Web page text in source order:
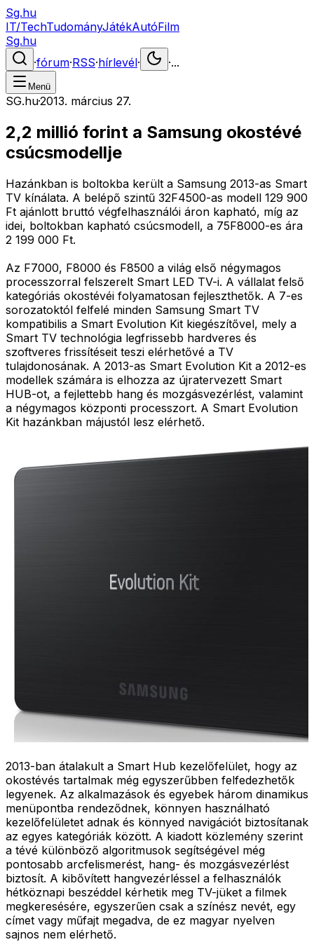
Sg.hu
IT/TechTudományJátékAutóFilm
Sg.hu
·fórum·RSS·hírlevél· ·...
Menü
SG.hu·2013. március 27.
2,2 millió forint a Samsung okostévé
csúcsmodellje
Hazánkban is boltokba került a Samsung 2013-as Smart
TV kínálata. A belépő szintű 32F4500-as modell 129 900
Ft ajánlott bruttó végfelhasználói áron kapható, míg az
idei, boltokban kapható csúcsmodell, a 75F8000-es ára
2 199 000 Ft.
Az F7000, F8000 és F8500 a világ első négymagos
processzorral felszerelt Smart LED TV-i. A vállalat felső
kategóriás okostévéi folyamatosan fejleszthetők. A 7-es
sorozatoktól felfelé minden Samsung Smart TV
kompatibilis a Smart Evolution Kit kiegészítővel, mely a
Smart TV technológia legfrissebb hardveres és
szoftveres frissítéseit teszi elérhetővé a TV
tulajdonosának. A 2013-as Smart Evolution Kit a 2012-es
modellek számára is elhozza az újratervezett Smart
HUB-ot, a fejlettebb hang és mozgásvezérlést, valamint
a négymagos központi processzort. A Smart Evolution
Kit hazánkban májustól lesz elérhető.
2013-ban átalakult a Smart Hub kezelőfelület, hogy az
okostévés tartalmak még egyszerűbben felfedezhetők
legyenek. Az alkalmazások és egyebek három dinamikus
menüpontba rendeződnek, könnyen használható
kezelőfelületet adnak és könnyed navigációt biztosítanak
az egyes kategóriák között. A kiadott közlemény szerint
a tévé különböző algoritmusok segítségével még
pontosabb arcfelismerést, hang- és mozgásvezérlést
biztosít. A kibővített hangvezérléssel a felhasználók
hétköznapi beszéddel kérhetik meg TV-jüket a filmek
megkeresésére, egyszerűen csak a színész nevét, egy
címet vagy műfajt megadva, de ez magyar nyelven
sajnos nem elérhető.